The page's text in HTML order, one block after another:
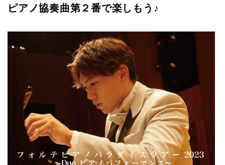
ピアノ協奏曲第２番で楽しもう♪